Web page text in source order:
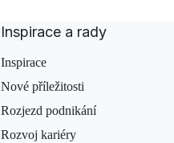
Inspirace a rady
Inspirace
Nové příležitosti
Rozjezd podnikání
Rozvoj kariéry